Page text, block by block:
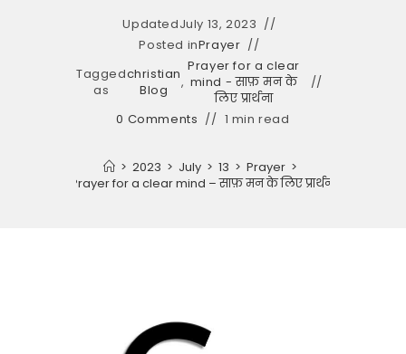
UpdatedJuly 13, 2023
Posted inPrayer
Tagged
as
christian
Blog
,
Prayer for a clear
mind - साफ़ मन के
लिए प्रार्थना
0 Comments
1 min read
> 2023 > July > 13 > Prayer >
Prayer for a clear mind – साफ़ मन के लिए प्रार्थना